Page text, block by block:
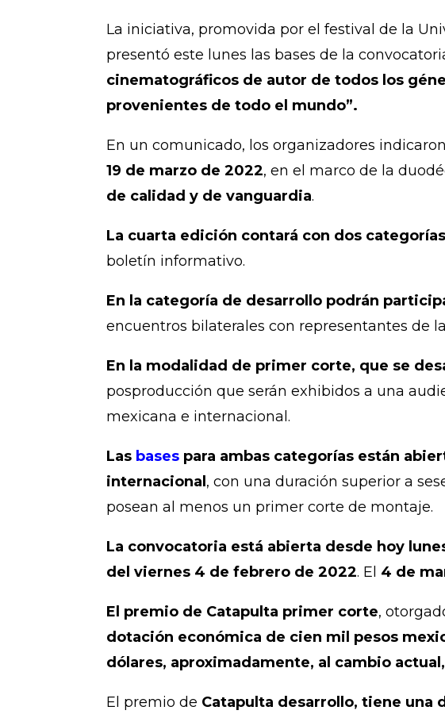
La iniciativa, promovida por el festival de la
presentó este lunes las bases de la
cinematográficos de autor de todos los
provenientes de todo el mundo”.
En un comunicado, los organizadores
19 de marzo de 2022, en el marco de la
de calidad y de vanguardia.
La cuarta edición contará con dos
boletín informativo.
En la categoría de desarrollo podrán
encuentros bilaterales con representantes de
En la modalidad de primer corte, que se
posproducción que serán exhibidos a una
mexicana e internacional.
Las bases para ambas categorías están
internacional , con una duración superior a
posean al menos un primer corte de montaje.
La convocatoria está abierta desde hoy
del viernes 4 de febrero de 2022. El 4 de
El premio de Catapulta primer corte,
dotación económica de cien mil pesos
dólares, aproximadamente, al cambio
El premio de Catapulta desarrollo, tiene una